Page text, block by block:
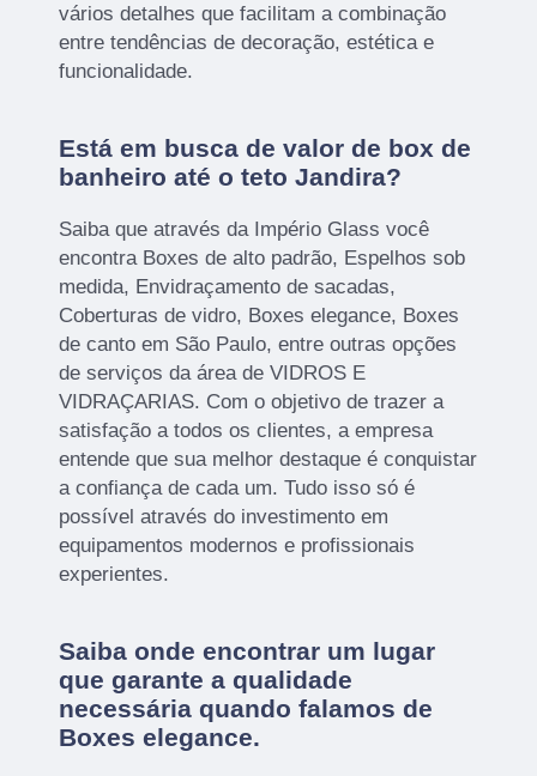
vários detalhes que facilitam a combinação
entre tendências de decoração, estética e
funcionalidade.
Está em busca de valor de box de
banheiro até o teto Jandira?
Saiba que através da Império Glass você
encontra Boxes de alto padrão, Espelhos sob
medida, Envidraçamento de sacadas,
Coberturas de vidro, Boxes elegance, Boxes
de canto em São Paulo, entre outras opções
de serviços da área de VIDROS E
VIDRAÇARIAS. Com o objetivo de trazer a
satisfação a todos os clientes, a empresa
entende que sua melhor destaque é conquistar
a confiança de cada um. Tudo isso só é
possível através do investimento em
equipamentos modernos e profissionais
experientes.
Saiba onde encontrar um lugar
que garante a qualidade
necessária quando falamos de
Boxes elegance.